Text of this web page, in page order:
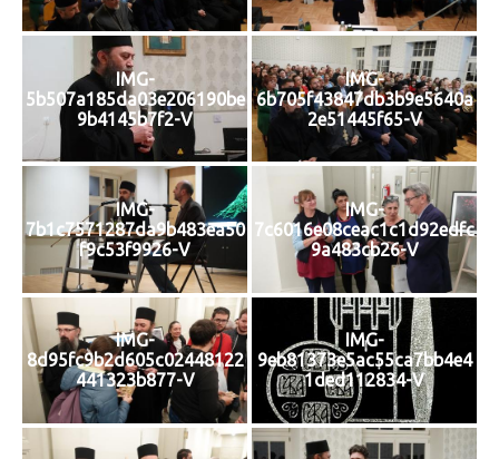
IMG-
5b507a185da03e206190be
9b4145b7f2-V
IMG-
6b705f43847db3b9e5640a
2e51445f65-V
IMG-
7b1c7571287da9b483ea50
f9c53f9926-V
IMG-
7c6016e08ceac1c1d92edfc
9a483cb26-V
IMG-
8d95fc9b2d605c02448122
441323b877-V
IMG-
9eb81373e5ac55ca7bb4e4
1ded112834-V